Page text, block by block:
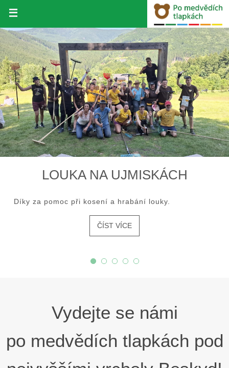
obsah
LOUKA NA UJMISKÁCH
Díky za pomoc při kosení a hrabání louky.
ČÍST VÍCE
Vydejte se námi
po medvědích tlapkách pod